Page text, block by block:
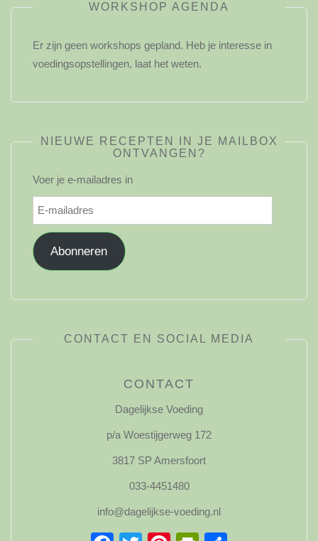
WORKSHOP AGENDA
Er zijn geen workshops gepland. Heb je interesse in
voedingsopstellingen, laat het weten.
NIEUWE RECEPTEN IN JE MAILBOX
ONTVANGEN?
Voer je e-mailadres in
E-
mailadres
Abonneren
CONTACT EN SOCIAL MEDIA
CONTACT
Dagelijkse Voeding
p/a Woestijgerweg 172
3817 SP Amersfoort
033-4451480
info@dagelijkse-voeding.nl